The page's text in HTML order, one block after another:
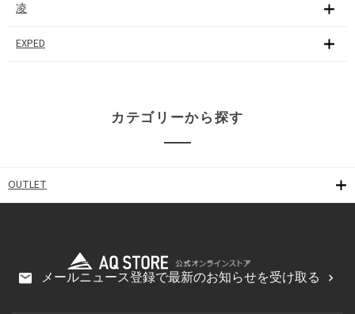
凌
EXPED
カテゴリーから探す
OUTLET
メールニュース登録で最新のお知らせを受け取る